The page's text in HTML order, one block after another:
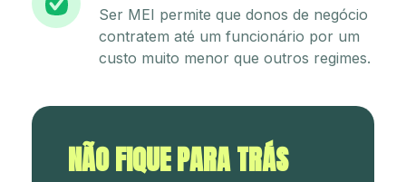
Ser MEI permite que donos de negócio
contratem até um funcionário por um
custo muito menor que outros regimes.
NÃO FIQUE PARA TRÁS